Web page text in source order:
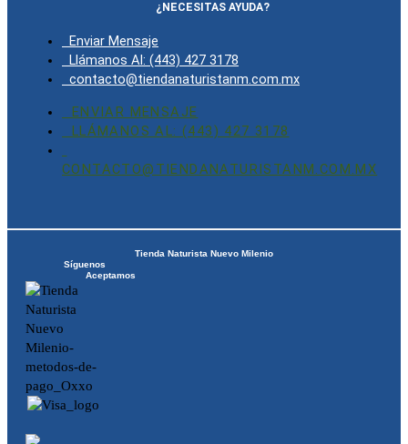
¿NECESITAS AYUDA?
Enviar Mensaje
Llámanos Al: (443) 427 3178
contacto@tiendanaturistanm.com.mx
ENVIAR MENSAJE
LLÁMANOS AL: (443) 427 3178
CONTACTO@TIENDANATURISTANM.COM.MX
Tienda Naturista Nuevo Milenio
Síguenos
Aceptamos